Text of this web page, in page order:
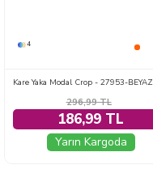
4
Kare Yaka Modal Crop - 27953-BEYAZ
296,99TL
186,99 TL
Yarın Kargoda